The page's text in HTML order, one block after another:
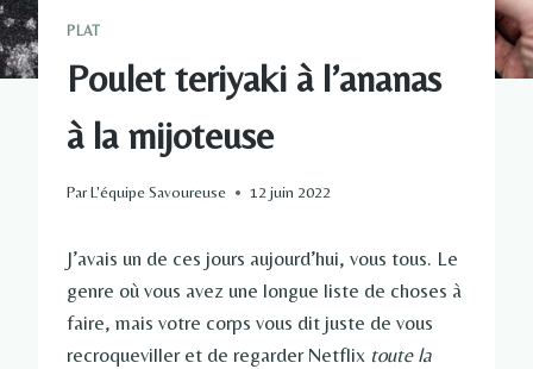
PLAT
Poulet teriyaki à l’ananas
à la mijoteuse
ParL'équipe Savoureuse 12 juin 2022
J’avais un de ces jours aujourd’hui, vous tous. Le
genre où vous avez une longue liste de choses à
faire, mais votre corps vous dit juste de vous
recroqueviller et de regarder Netflix toute la